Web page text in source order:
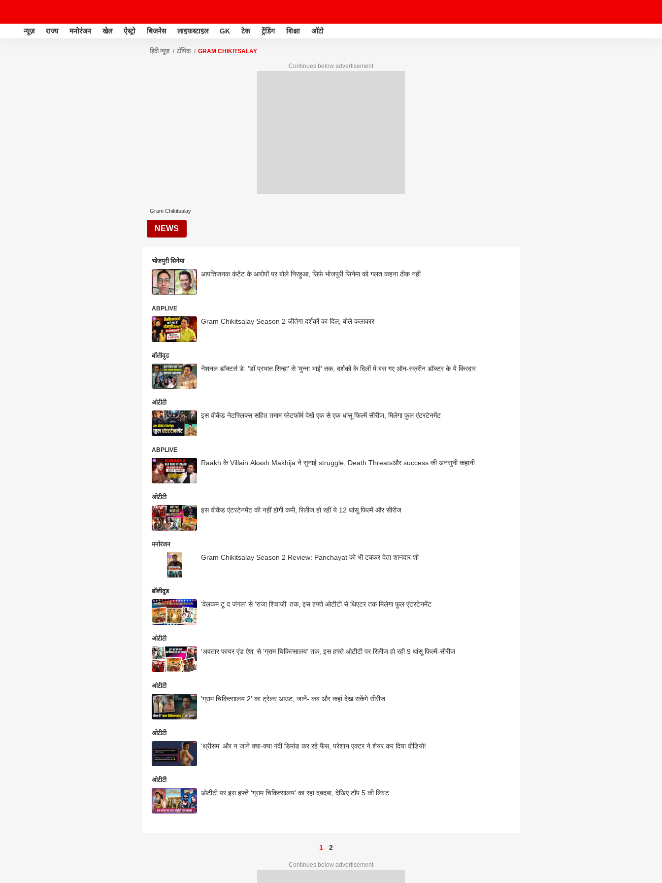
न्यूज़ राज्य मनोरंजन खेल ऐस्ट्रो बिजनेस लाइफस्टाइल GK टेक ट्रेंडिंग शिक्षा ऑटो
हिंदी न्यूज़ टॉपिक GRAM CHIKITSALAY
Continues below advertisement
Gram Chikitsalay
NEWS
भोजपुरी सिनेमा
आपत्तिजनक कंटेंट के आरोपों पर बोले निरहुआ, सिर्फ भोजपुरी सिनेमा को गलत कहना ठीक नहीं
ABPLIVE
Gram Chikitsalay Season 2 जीतेगा दर्शकों का दिल, बोले कलाकार
बॉलीवुड
नेशनल डॉक्टर्स डे: 'डॉ प्रभात सिन्हा' से 'मुन्ना भाई' तक, दर्शकों के दिलों में बस गए ऑन-स्क्रीन डॉक्टर के ये किरदार
ओटीटी
इस वीकेंड नेटफ्लिक्स सहित तमाम प्लेटफॉर्म देखें एक से एक धांसू फिल्में सीरीज, मिलेगा फुल एंटरटेनमेंट
ABPLIVE
Raakh के Villain Akash Makhija ने सुनाई struggle, Death Threatsऔर success की अनसुनी कहानी
ओटीटी
इस वीकेंड एंटरटेनमेंट की नहीं होगी कमी, रिलीज हो रहीं ये 12 धांसू फिल्में और सीरीज
मनोरंजन
Gram Chikitsalay Season 2 Review: Panchayat को भी टक्कर देता शानदार शो
बॉलीवुड
'वेलकम टू द जंगल' से 'राजा शिवाजी' तक, इस हफ्ते ओटीटी से थिएटर तक मिलेगा फुल एंटरटेनमेंट
ओटीटी
'अवतार फायर एंड ऐश' से 'ग्राम चिकित्सालय' तक, इस हफ्ते ओटीटी पर रिलीज हो रही 9 धांसू फिल्में-सीरीज
ओटीटी
'ग्राम चिकित्सालय 2' का ट्रेलर आउट, जानें- कब और कहां देख सकेंगे सीरीज
ओटीटी
'थ्रीसम' और न जाने क्या-क्या गंदी डिमांड कर रहे फैंस, परेशान एक्टर ने शेयर कर दिया वीडियो!
ओटीटी
ओटीटी पर इस हफ्ते ‘ग्राम चिकित्सालय’ का रहा दबदबा, देखिए टॉप 5 की लिस्ट
1 2
Continues below advertisement